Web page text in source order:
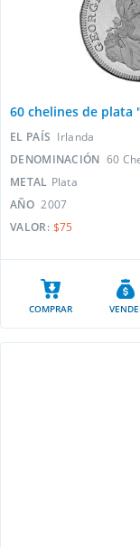
60 chelines de plata
EL PAÍS Irlanda
DENOMINACIÓN 60
METAL Plata
AÑO 2007
VALOR: $75
COMPRAR